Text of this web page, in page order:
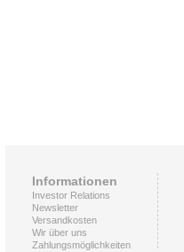
Informationen
Investor Relations
Newsletter
Versandkosten
Wir über uns
Zahlungsmöglichkeiten